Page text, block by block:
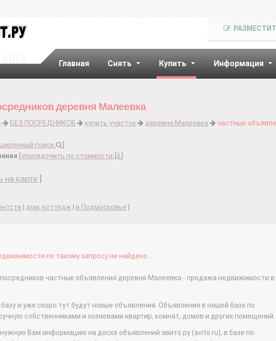
Главная Снять Купить Информация
деревня Малеевка
БЕЗ ПОСРЕДНИКОВ купить участок деревня Малеевка частные
поиск
упорядочить по стоимости
на карте
дом, коттедж в Подмосковье
по такому запросу не найдено...
посредников частные объявления деревня Малеевка - продажа недвижимости в
и уже скоро тут будут новые объявления. Объявления в нашей базе по
собственниками и хозяевами квартир, комнат, домов и других помещений.
Вам информацию на доске объявлений авито.ру (avito.ru), в базе по